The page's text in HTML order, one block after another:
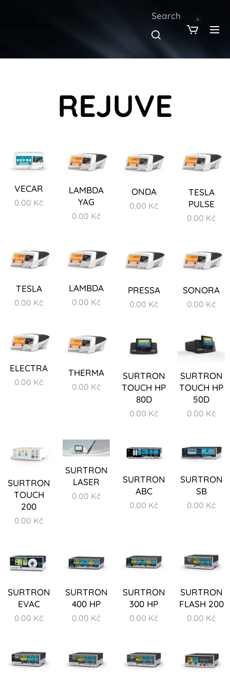
Search
REJUVE
VECAR
0.00 Kč
LAMBDA
YAG
0.00 Kč
ONDA
0.00 Kč
TESLA
PULSE
0.00 Kč
TESLA
0.00 Kč
LAMBDA
0.00 Kč
PRESSA
0.00 Kč
SONORA
0.00 Kč
ELECTRA
0.00 Kč
THERMA
0.00 Kč
SURTRON
TOUCH HP
80D
0.00 Kč
SURTRON
TOUCH HP
50D
0.00 Kč
SURTRON
TOUCH
200
0.00 Kč
SURTRON
LASER
0.00 Kč
SURTRON
ABC
0.00 Kč
SURTRON
SB
0.00 Kč
SURTRON
EVAC
0.00 Kč
SURTRON
400 HP
0.00 Kč
SURTRON
300 HP
0.00 Kč
SURTRON
FLASH 200
0.00 Kč